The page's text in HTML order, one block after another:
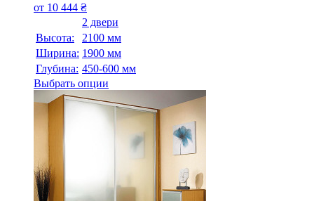
от 10 444 ₴
2 двери
Высота:
2100 мм
Ширина: 1900 мм
Глубина: 450-600 мм
Выбрать опции